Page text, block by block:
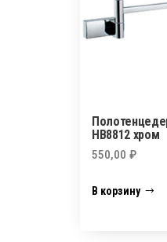
HB8812 хром
550,00 ₽
В корзину